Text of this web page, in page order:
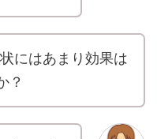
にはあまり効果は
？